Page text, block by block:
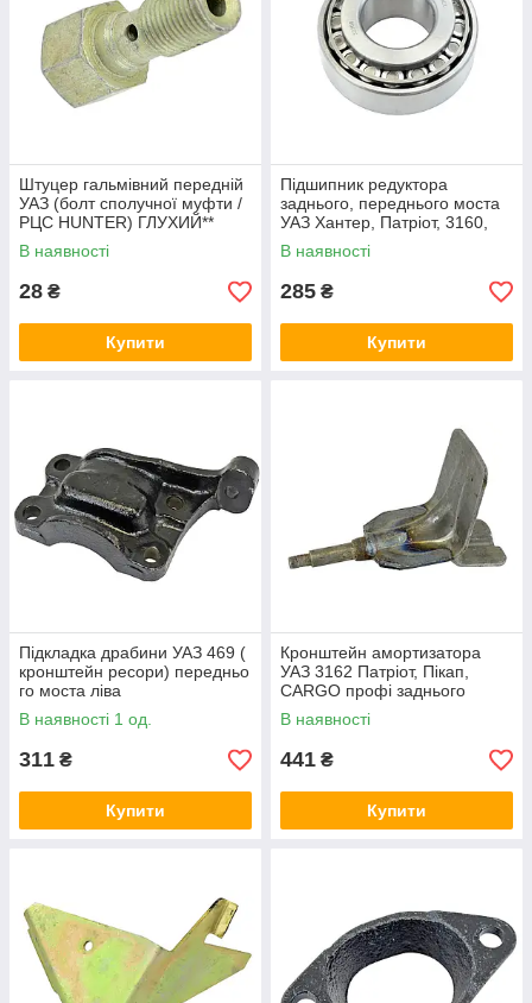
Штуцер гальмівний передній
УАЗ (болт сполучної муфти /
РЦС HUNTER) ГЛУХИЙ**
В наявності
28 ₴
Купити
Підшипник редуктора
заднього, переднього моста
УАЗ Хантер, Патріот, 3160,
Симбір, ступиці передньої
ЗІЛ 130, МТЗ (32308)
В наявності
285 ₴
Купити
Підкладка драбини УАЗ 469 (
кронштейн ресори) передньо
го моста ліва
В наявності 1 од.
311 ₴
Купити
Кронштейн амортизатора
УАЗ 3162 Патріот, Пікап,
CARGO профі заднього
верхній (у зборі)
В наявності
441 ₴
Купити